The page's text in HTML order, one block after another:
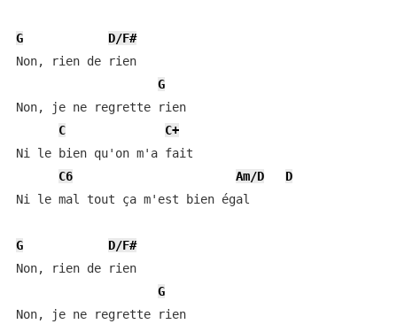
G
D/F#
Non, rien de rien
G
Non, je ne regrette rien
C
C+
Ni le bien qu'on m'a fait
C6
Am/D
D
Ni le mal tout ça m'est bien égal
G
D/F#
Non, rien de rien
G
Non, je ne regrette rien